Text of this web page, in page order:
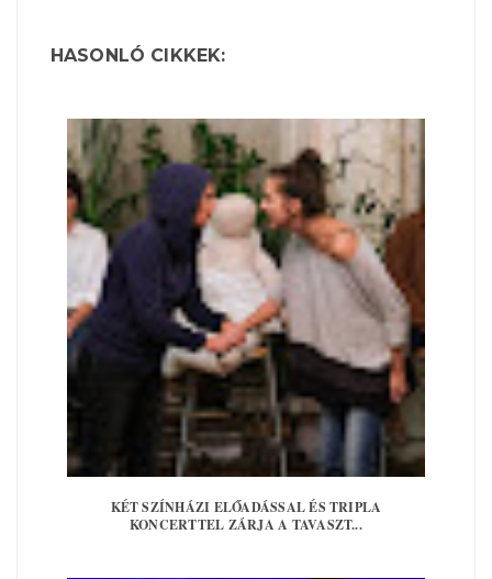
HASONLÓ CIKKEK:
KÉT SZÍNHÁZI ELŐADÁSSAL ÉS TRIPLA
KONCERTTEL ZÁRJA A TAVASZT...